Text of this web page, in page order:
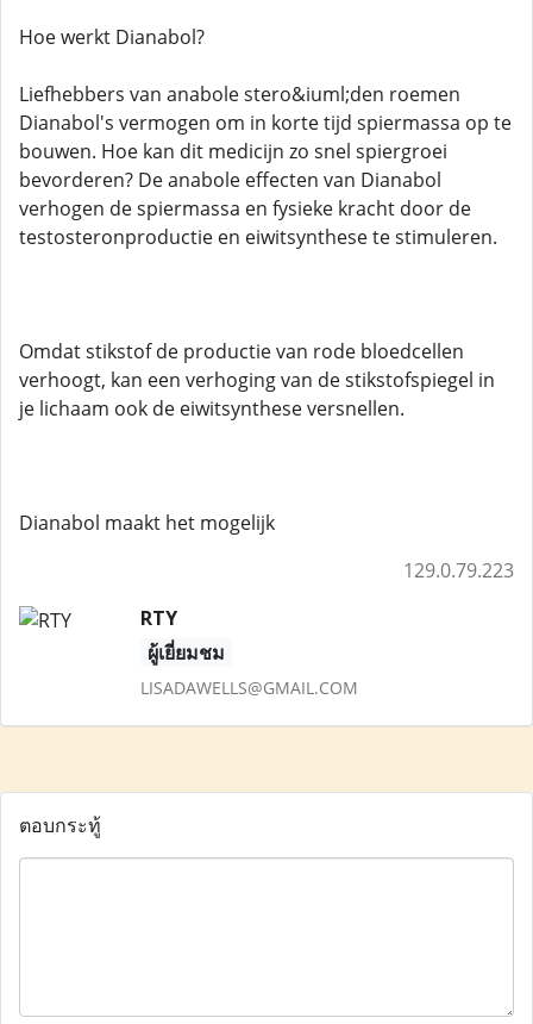
Hoe werkt Dianabol?
Liefhebbers van anabole stero&iuml;den roemen
Dianabol's vermogen om in korte tijd spiermassa op te
bouwen. Hoe kan dit medicijn zo snel spiergroei
bevorderen? De anabole effecten van Dianabol
verhogen de spiermassa en fysieke kracht door de
testosteronproductie en eiwitsynthese te stimuleren.
Omdat stikstof de productie van rode bloedcellen
verhoogt, kan een verhoging van de stikstofspiegel in
je lichaam ook de eiwitsynthese versnellen.
Dianabol maakt het mogelijk
129.0.79.223
RTY
ผู้เยี่ยมชม
LISADAWELLS@GMAIL.COM
ตอบกระทู้